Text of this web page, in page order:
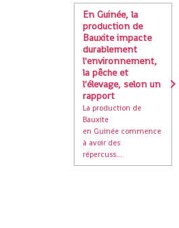
En Guinée, la
production de
Bauxite impacte
durablement
l'environnement,
la pêche et
l'élevage, selon un
rapport
La production de
Bauxite
en Guinée commence
à avoir des
répercuss...